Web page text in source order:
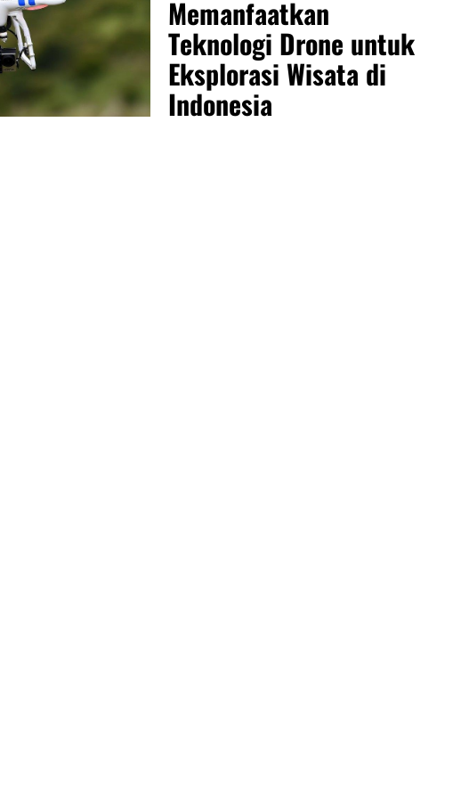
Memanfaatkan
Teknologi Drone untuk
Eksplorasi Wisata di
Indonesia